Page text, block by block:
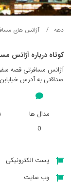
دهه آژانس های
کوتاه درباره آژانس
آژانس مسافرتی قصه
صداقتی به آدرس
مدال ها
0
پست الکترونیکی
وب سایت